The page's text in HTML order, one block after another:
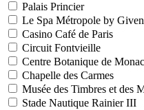
Palais Princier
Le Spa Métropole by
Casino Café de Paris
Circuit Fontvieille
Centre Botanique de
Chapelle des Carmes
Musée des Timbres et des
Stade Nautique Rainier III